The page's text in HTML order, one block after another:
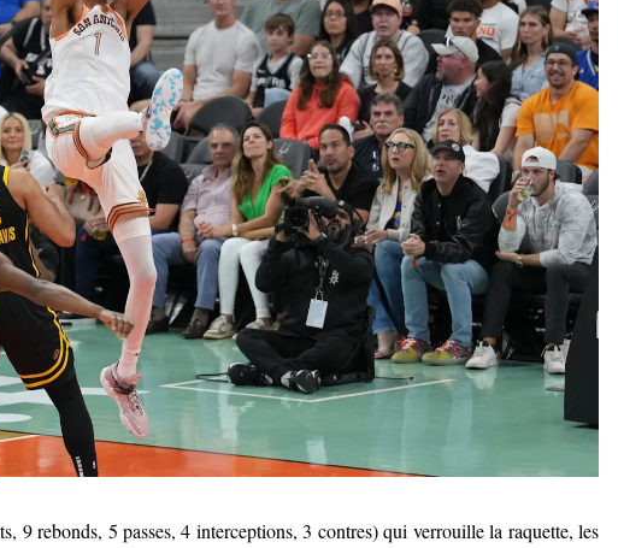
9 rebonds, 5 passes, 4 interceptions, 3 contres) qui verrouille la raquette, les